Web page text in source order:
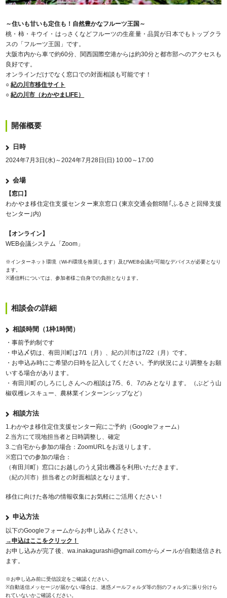
～住いも甘いも定住も！自然豊かなフルーツ王国～
桃・柿・キウイ・はっさくなどフルーツの生産量・品質が日本でもトップクラ
スの「フルーツ王国」です。
大阪市内から車で約60分、関西国際空港からは約30分と都市部へのアクセスも
良好です。
オンラインだけでなく窓口での対面相談も可能です！
○紀の川市移住サイト
○紀の川市（わかやまLIFE）
開催概要
日時
2024年7月3日(水)～2024年7月28日(日) 10:00～17:00
会場
【窓口】
わかやま移住定住支援センター東京窓口 (東京交通会館8階｢ふるさと回帰支援
センター｣内)
【オンライン】
WEB会議システム「Zoom」
※インターネット環境（Wi-Fi環境を推奨します）及びWEB会議が可能なデバイスが必要となり
ます。
※通信料については、参加者様ご自身での負担となります。
相談会の詳細
相談時間（1枠1時間）
・事前予約制です
・申込〆切は、有田川町は7/1（月）、紀の川市は7/22（月）です。
・お申込み時にご希望の日時を記入してください。予約状況により調整をお願
いする場合があります。
・有田川町のしろにしさんへの相談は7/5、6、7のみとなります。（ぶどう山
椒収穫レスキュー、農林業インターンシップなど）
相談方法
1.わかやま移住定住支援センター宛にご予約（Googleフォーム）
2.当方にて現地担当者と日時調整し、確定
3.ご自宅から参加の場合：ZoomURLをお送りします。
※窓口での参加の場合：
（有田川町）窓口にお越しのうえ貸出機器を利用いただきます。
（紀の川市）担当者との対面相談となります。
移住に向けた各地の情報収集にお気軽にご活用ください！
申込方法
以下のGoogleフォームからお申し込みください。
→申込はここをクリック！
お申し込みが完了後、wa.inakagurashi@gmail.comからメールが自動送信され
ます。
※お申し込み前に受信設定をご確認ください。
※自動送信メッセージが届かない場合は、迷惑メールフォルダ等の別のフォルダに振り分けら
れていないかご確認ください。